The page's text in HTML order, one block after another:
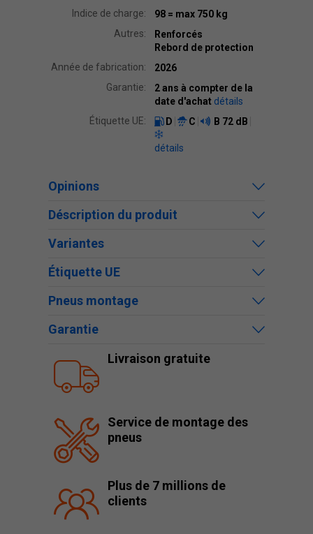
Indice de charge:
98 = max 750 kg
Autres:
Renforcés
Rebord de protection
Année de fabrication:
2026
Garantie:
2 ans à compter de la
date d'achat détails
Étiquette UE:
D C B 72 dB
détails
Opinions
Déscription du produit
Variantes
Étiquette UE
Pneus montage
Garantie
Livraison gratuite
Service de montage des
pneus
Plus de 7 millions de
clients